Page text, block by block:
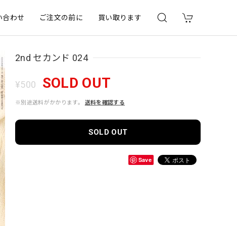
合わせ ご注文の前に 買い取ります
2nd セカンド 024
¥500 SOLD OUT
※別途送料がかかります。 送料を確認する
SOLD OUT
Save